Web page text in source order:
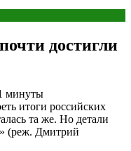
достигли
минуты
итоги российских
та же. Но детали
(реж. Дмитрий